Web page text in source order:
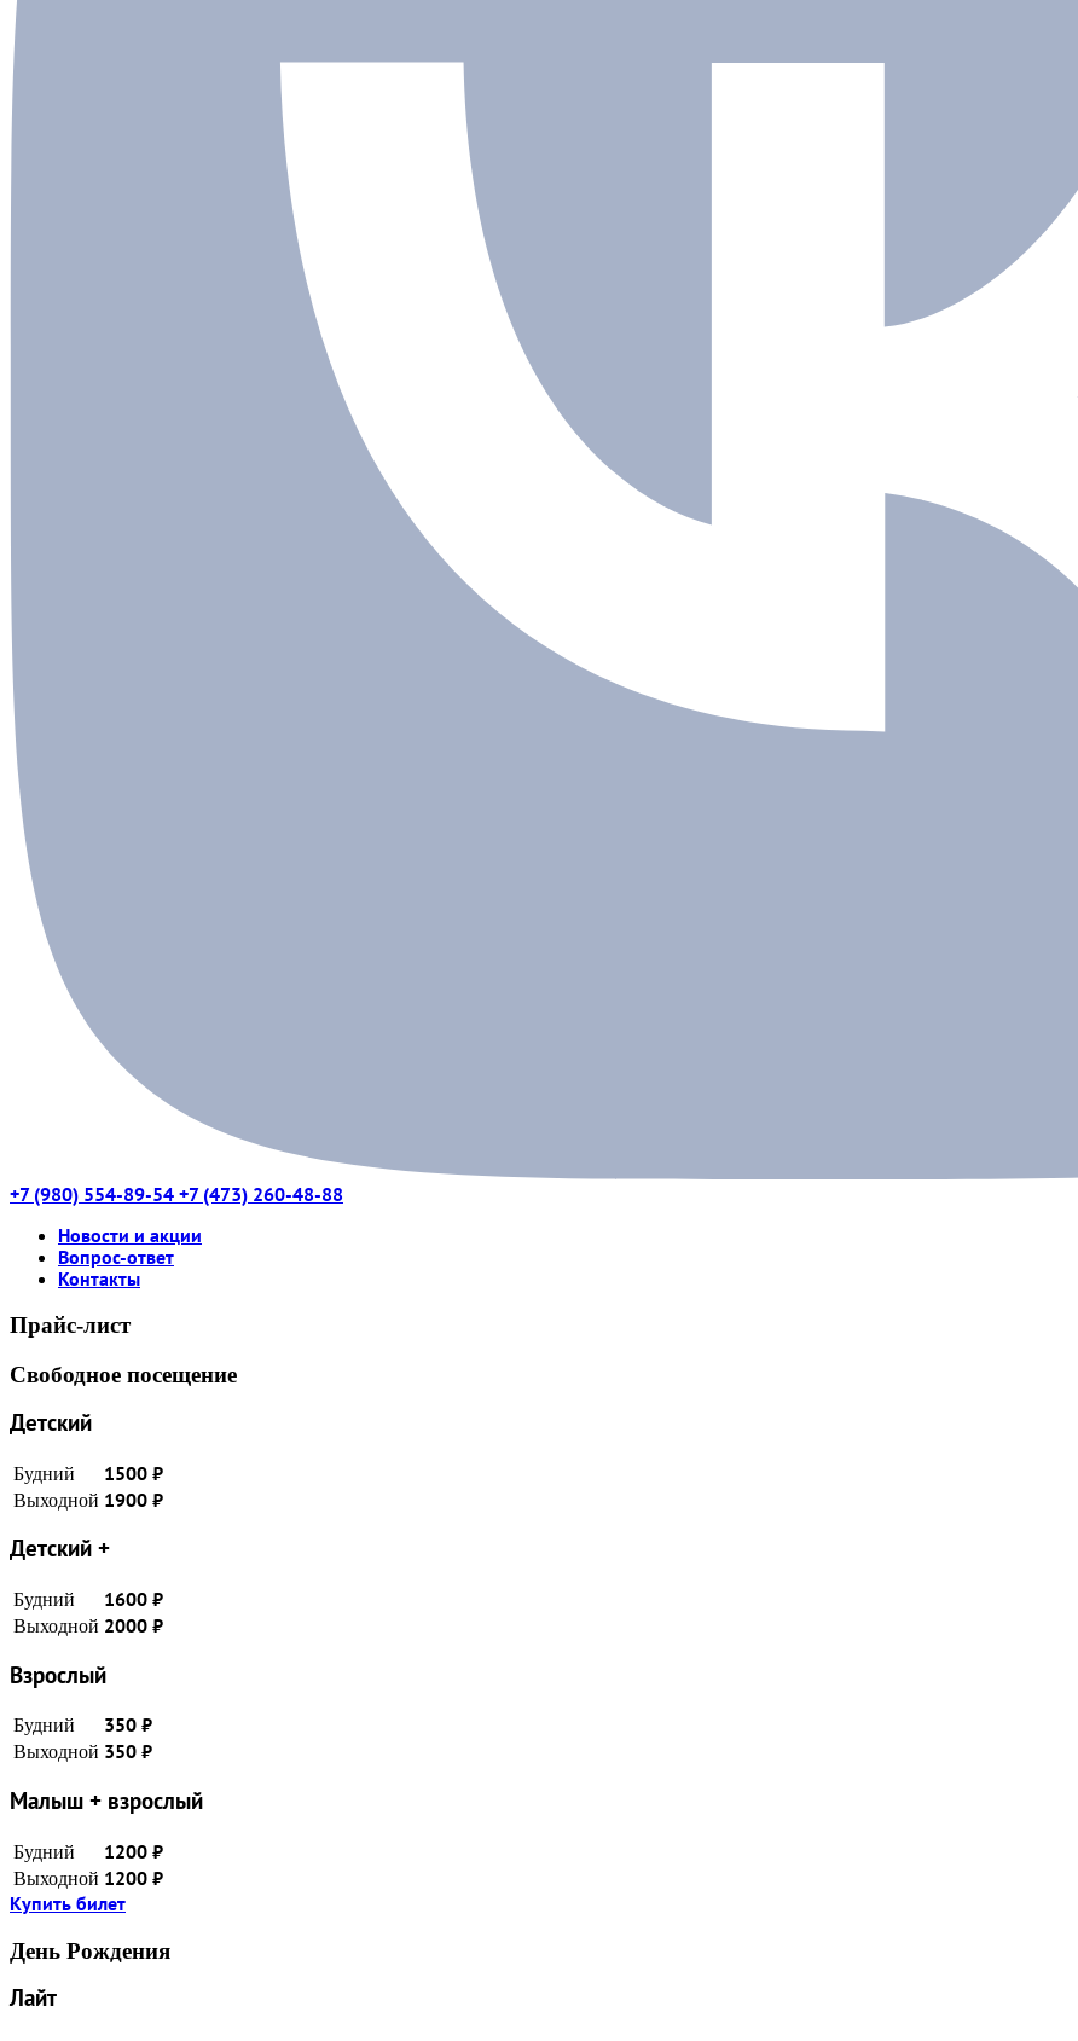
+7 (980) 554-89-54 +7 (473) 260-48-88
Новости и акции
Вопрос-ответ
Контакты
Прайс-лист
Свободное посещение
Детский
Будний 1500 ₽
Выходной 1900 ₽
Детский +
Будний 1600 ₽
Выходной 2000 ₽
Взрослый
Будний 350 ₽
Выходной 350 ₽
Малыш + взрослый
Будний 1200 ₽
Выходной 1200 ₽
Купить билет
День Рождения
Лайт